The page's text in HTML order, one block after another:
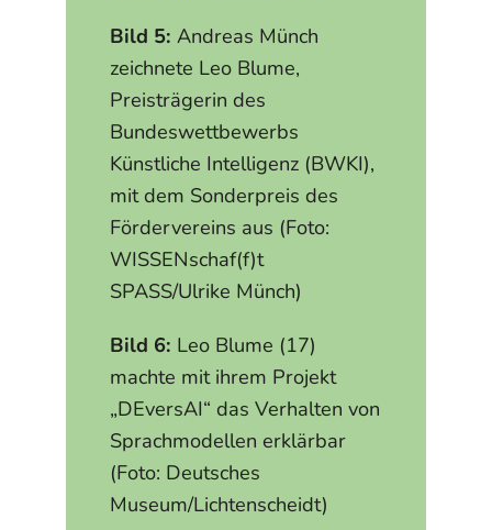
Bild 5: Andreas Münch
zeichnete Leo Blume,
Preisträgerin des
Bundeswettbewerbs
Künstliche Intelligenz (BWKI),
mit dem Sonderpreis des
Fördervereins aus (Foto:
WISSENschaf(f)t
SPASS/Ulrike Münch)
Bild 6: Leo Blume (17)
machte mit ihrem Projekt
„DEversAI“ das Verhalten von
Sprachmodellen erklärbar
(Foto: Deutsches
Museum/Lichtenscheidt)